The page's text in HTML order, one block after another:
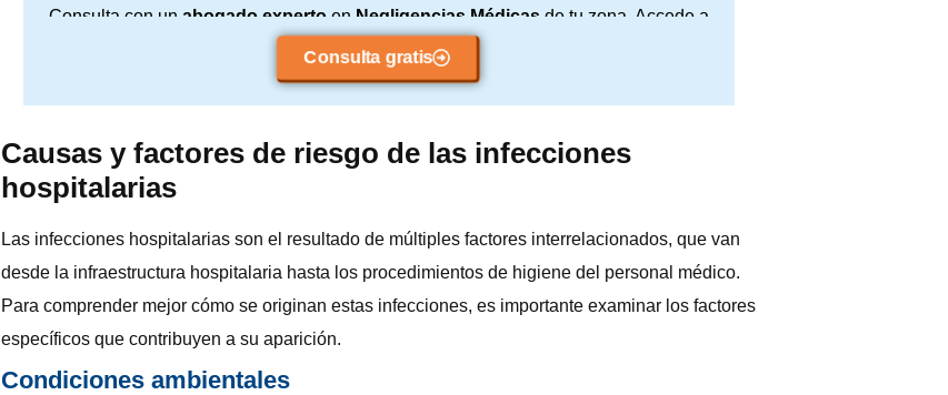
Consulta con un abogado experto en Negligencias Médicas de tu zona. Accede a
nuestra red de abogados de toda España y consulta sin compromiso.
Consulta gratis
Causas y factores de riesgo de las infecciones
hospitalarias
Las infecciones hospitalarias son el resultado de múltiples factores interrelacionados, que van
desde la infraestructura hospitalaria hasta los procedimientos de higiene del personal médico.
Para comprender mejor cómo se originan estas infecciones, es importante examinar los factores
específicos que contribuyen a su aparición.
Condiciones ambientales